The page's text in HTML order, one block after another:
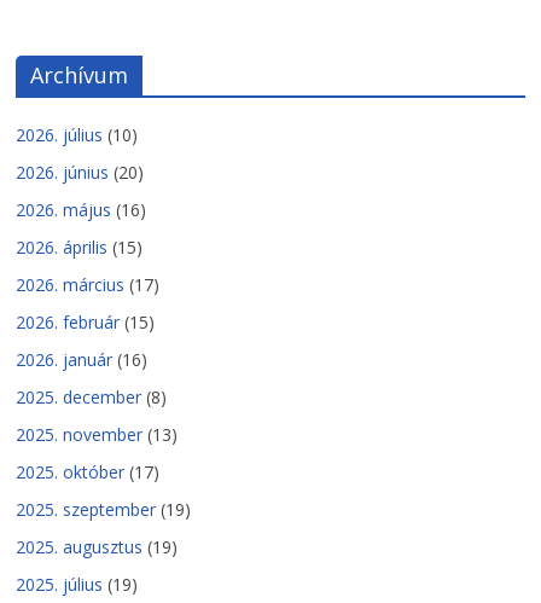
Archívum
2026. július (10)
2026. június (20)
2026. május (16)
2026. április (15)
2026. március (17)
2026. február (15)
2026. január (16)
2025. december (8)
2025. november (13)
2025. október (17)
2025. szeptember (19)
2025. augusztus (19)
2025. július (19)